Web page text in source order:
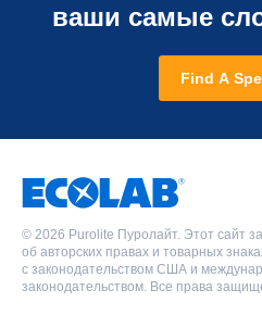
ваши самые
Find A
© 2026 Purolite Пуролайт. Этот сайт
об авторских правах и товарных
с законодательством США и
законодательством. Все права